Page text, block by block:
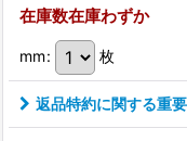
在庫数在庫わずか
mm: 枚
返品特約に関する重